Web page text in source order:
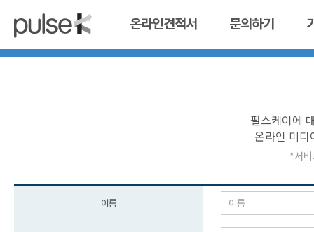
온라인견적서 문의하기
펄스케이에
온라인 미
*서
이름